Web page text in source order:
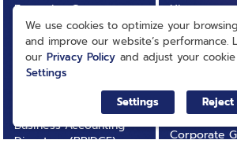
Executive Course
Procurement
Announcement
Articles
Business Accounting
Directory (BRIDGE)
History
Vision and
Executive
Corporate
We use cookies to optimize your
and improve our website’s performance.
our Privacy Policy and adjust your
Settings
Settings
Reject